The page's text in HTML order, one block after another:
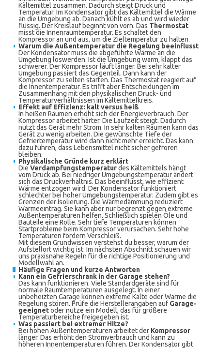
Kältemittel zusammen. Dadurch steigt Druck und
Temperatur. Im Kondensator gibt das Kältemittel die Wärme
an die Umgebung ab. Danach kühlt es ab und wird wieder
flüssig. Der Kreislauf beginnt von vorn. Das Thermostat
misst die Innenraumtemperatur. Es schaltet den
Kompressor an und aus, um die Zieltemperatur zu halten.
Warum die Außentemperatur die Regelung beeinflusst
Der Kondensator muss die abgeführte Wärme an die
Umgebung loswerden. Ist die Umgebung warm, klappt das
schwerer. Der Kompressor läuft länger. Bei sehr kalter
Umgebung passiert das Gegenteil. Dann kann der
Kompressor zu selten starten. Das Thermostat reagiert auf
die Innentemperatur. Es trifft aber Entscheidungen im
Zusammenhang mit den physikalischen Druck- und
Temperaturverhältnissen im Kältemittelkreis.
Effekt auf Effizienz: kalt versus heiß
In heißen Räumen erhöht sich der Energieverbrauch. Der
Kompressor arbeitet härter. Die Laufzeit steigt. Dadurch
nutzt das Gerät mehr Strom. In sehr kalten Räumen kann das
Gerät zu wenig arbeiten. Die gewünschte Tiefe der
Gefriertemperatur wird dann nicht mehr erreicht. Das kann
dazu führen, dass Lebensmittel nicht sicher gefroren
bleiben.
Physikalische Gründe kurz erklärt
Die Verdampfungstemperaturdes Kältemittels hängt
vom Druck ab. Bei niedriger Umgebungstemperatur ändert
sich das Druckverhältnis. Das beeinflusst, wie effizient
Wärme entzogen wird. Der Kondensator funktioniert
schlechter bei hoher Umgebungstemperatur. Zudem gibt es
Grenzen der Isolierung. Die Wärmedämmung reduziert
Wärmeeintrag. Sie kann aber nur begrenzt gegen extreme
Außentemperaturen helfen. Schließlich spielen Öle und
Bauteile eine Rolle. Sehr tiefe Temperaturen können
Startprobleme beim Kompressor verursachen. Sehr hohe
Temperaturen fördern Verschleiß.
Mit diesem Grundwissen verstehst du besser, warum der
Aufstellort wichtig ist. Im nächsten Abschnitt schauen wir
uns praxisnahe Regeln für die richtige Positionierung und
Modellwahl an.
Häufige Fragen und kurze Antworten
Kann ein Gefrierschrank in der Garage stehen?
Das kann funktionieren. Viele Standardgeräte sind für
normale Raumtemperaturen ausgelegt. In einer
unbeheizten Garage können extreme Kälte oder Wärme die
Regelung stören. Prüfe die Herstellerangaben auf Garage-
geeignetoder nutze ein Modell, das für größere
Temperaturbereiche freigegeben ist.
Was passiert bei extremer Hitze?
Bei hohen Außentemperaturen arbeitet der Kompressor
länger. Das erhöht den Stromverbrauch und kann zu
höheren Innentemperaturen führen. Der Kondensator gibt